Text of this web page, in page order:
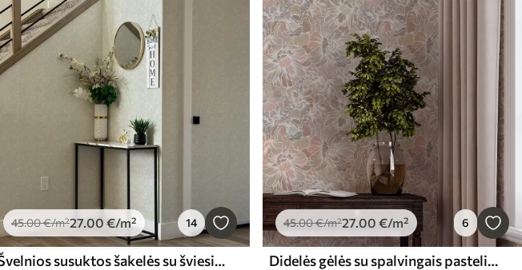
45.00€/m²27.00 €/m² 14
Švelnios susuktos šakelės su šviesiais lapais
45.00€/m²27.00 €/m² 6
Didelės gėlės su spalvingais pastelinių atspalvių žiedlapiais